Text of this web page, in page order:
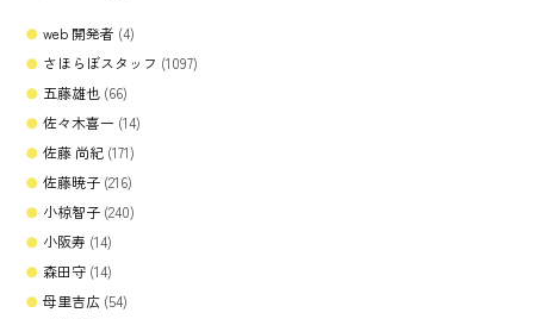
web 開発者 (4)
さほらぼスタッフ (1097)
五藤雄也 (66)
佐々木喜一 (14)
佐藤 尚紀 (171)
佐藤暁子 (216)
小椋智子 (240)
小阪寿 (14)
森田守 (14)
母里吉広 (54)